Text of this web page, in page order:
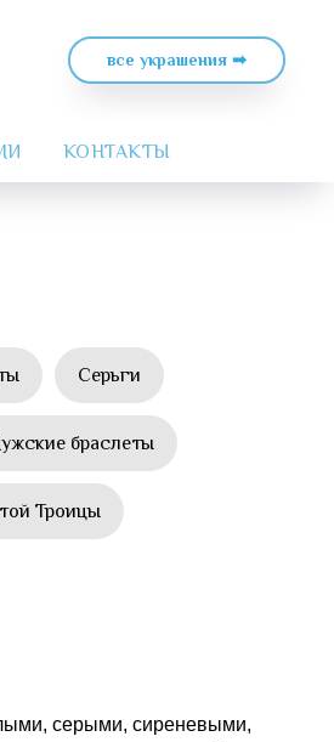
все украшения ➡
КОНТАКТЫ
Серьги
браслеты
Троицы
серыми, сиреневыми,